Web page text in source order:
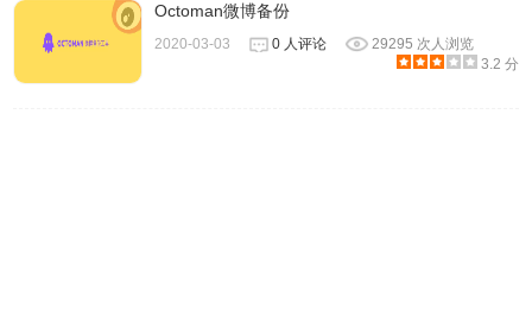
Octoman微博备份
2020-03-03 0 人评论
29295 次人浏览
3.2 分